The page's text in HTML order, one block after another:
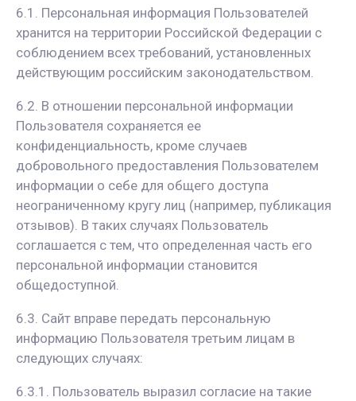
6.1. Персональная информация Пользователей
хранится на территории Российской Федерации с
соблюдением всех требований, установленных
действующим российским законодательством.
6.2. В отношении персональной информации
Пользователя сохраняется ее
конфиденциальность, кроме случаев
добровольного предоставления Пользователем
информации о себе для общего доступа
неограниченному кругу лиц (например, публикация
отзывов). В таких случаях Пользователь
соглашается с тем, что определенная часть его
персональной информации становится
общедоступной.
6.3. Сайт вправе передать персональную
информацию Пользователя третьим лицам в
следующих случаях:
6.3.1. Пользователь выразил согласие на такие